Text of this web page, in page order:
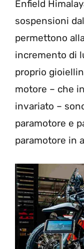
Enfield
sospensioni
permettono
incremento di
proprio
motore – che
invariato –
paramotore e
paramotore in